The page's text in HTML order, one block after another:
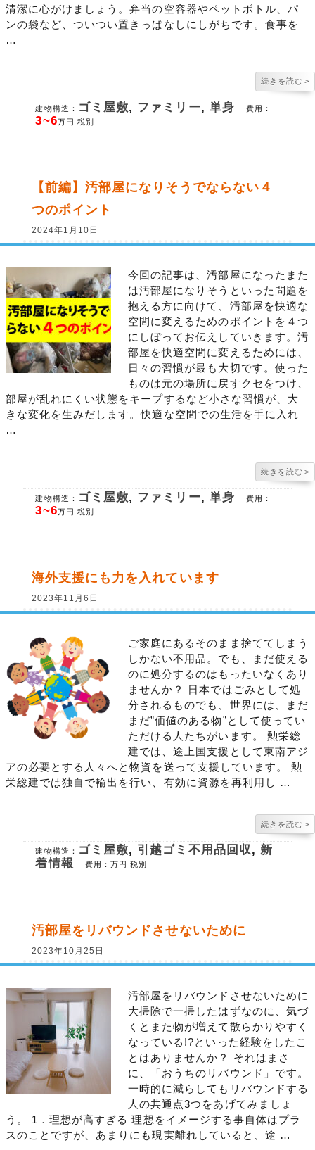
清潔に心がけましょう。弁当の空容器やペットボトル、パ
ンの袋など、ついつい置きっぱなしにしがちです。食事を
…
続きを読む >
建物構造： ゴミ屋敷, ファミリー, 単身 費用：
3~6万円 税別
【前編】汚部屋になりそうでならない４
つのポイント
2024年1月10日
今回の記事は、汚部屋になったまた
は汚部屋になりそうといった問題を
抱える方に向けて、汚部屋を快適な
空間に変えるためのポイントを４つ
にしぼってお伝えしていきます。汚
部屋を快適空間に変えるためには、
日々の習慣が最も大切です。使った
ものは元の場所に戻すクセをつけ、
部屋が乱れにくい状態をキープするなど小さな習慣が、大
きな変化を生みだします。快適な空間での生活を手に入れ
…
続きを読む >
建物構造： ゴミ屋敷, ファミリー, 単身 費用：
3~6万円 税別
海外支援にも力を入れています
2023年11月6日
ご家庭にあるそのまま捨ててしまう
しかない不用品。でも、まだ使える
のに処分するのはもったいなくあり
ませんか？ 日本ではごみとして処
分されるものでも、世界には、まだ
まだ”価値のある物”として使ってい
ただける人たちがいます。 勲栄総
建では、途上国支援として東南アジ
アの必要とする人々へと物資を送って支援しています。 勲
栄総建では独自で輸出を行い、有効に資源を再利用し …
続きを読む >
建物構造： ゴミ屋敷, 引越ゴミ不用品回収, 新
着情報
費用：万円 税別
汚部屋をリバウンドさせないために
2023年10月25日
汚部屋をリバウンドさせないために
大掃除で一掃したはずなのに、気づ
くとまた物が増えて散らかりやすく
なっている!?といった経験をしたこ
とはありませんか？ それはまさ
に、「おうちのリバウンド」です。
一時的に減らしてもリバウンドする
人の共通点3つをあげてみましょ
う。 1．理想が高すぎる 理想をイメージする事自体はプラ
スのことですが、あまりにも現実離れしていると、途 …